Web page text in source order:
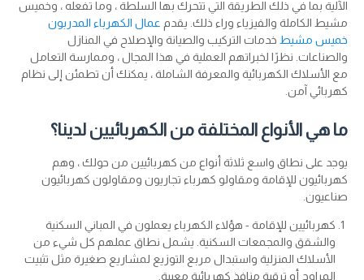
الآلية بما في ذلك الطريقة التي تتحرك بها السلطة ، وما تفعله ، وخميس
مشيط الكاملة والفيزياء وراء ذلك. يقدم عمال الكهرباء المدربون
خميس مشيط خدمات التركيب والصيانة والإصلاح في المنازل
والصناعات. نظرًا لخبراتهم العملية في هذا المجال ، وممارسة التعامل
مع الأسلاك الكهربائية والمعرفة الشاملة ، يمكنك أن تطمئن إلى نظام
كهربائي آمن.
ما هي الأنواع المختلفة من الكهربائيين لدينا؟
يوجد على نطاق واسع ثلاثة أنواع من كهربائيين من حولك ، وهم
كهربائيون للإقامة ومقاولو كهرباء تجاريون ومقاولون كهربائيون
صناعيون.
كهربائيين للإقامة - هؤلاء الكهرباء يعملون في المباني السكنية
والشقق والمجمعات السكنية. يشمل نطاق عملهم كل شيء من
الأسلاك المنزلية واستبدال مربع التوزيع لمشاريع صغيرة مثل تثبيت
المراوح أو ترقية منافذ كهربائية معيبة.